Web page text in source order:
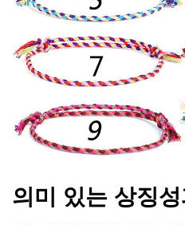
의미 있는 상징